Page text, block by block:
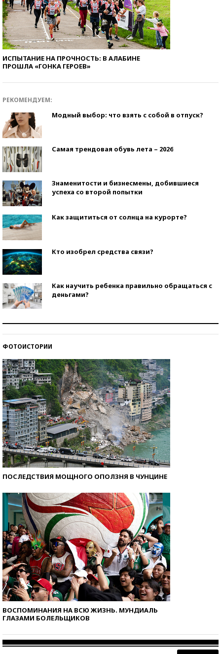
ИСПЫТАНИЕ НА ПРОЧНОСТЬ: В АЛАБИНЕ
ПРОШЛА «ГОНКА ГЕРОЕВ»
РЕКОМЕНДУЕМ:
Модный выбор: что взять с собой в отпуск?
Самая трендовая обувь лета – 2026
Знаменитости и бизнесмены, добившиеся
успеха со второй попытки
Как защититься от солнца на курорте?
Кто изобрел средства связи?
Как научить ребенка правильно обращаться с
деньгами?
ФОТОИСТОРИИ
ПОСЛЕДСТВИЯ МОЩНОГО ОПОЛЗНЯ В ЧУНЦИНЕ
ВОСПОМИНАНИЯ НА ВСЮ ЖИЗНЬ. МУНДИАЛЬ
ГЛАЗАМИ БОЛЕЛЬЩИКОВ